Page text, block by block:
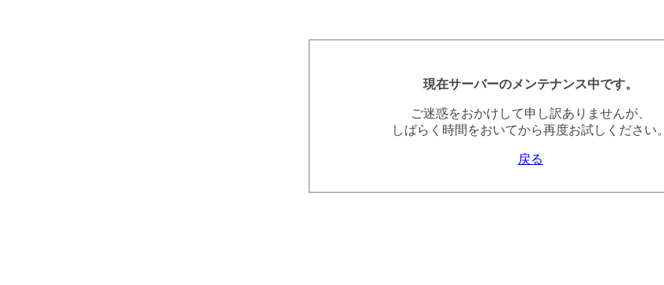
現在サーバーのメンテナンス中です。
ご迷惑をおかけして申し訳ありませんが、
しばらく時間をおいてから再度お試しください。
戻る